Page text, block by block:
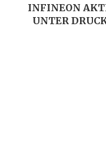
INFINEON
UNTER